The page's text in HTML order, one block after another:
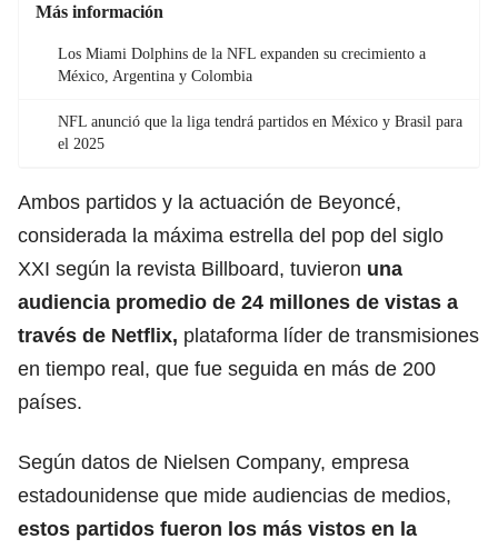
Más información
Los Miami Dolphins de la NFL expanden su crecimiento a
México, Argentina y Colombia
NFL anunció que la liga tendrá partidos en México y Brasil para
el 2025
Ambos partidos y la actuación de Beyoncé,
considerada la máxima estrella del pop del siglo
XXI según la revista Billboard, tuvieron una
audiencia promedio de 24 millones de vistas a
través de Netflix, plataforma líder de transmisiones
en tiempo real, que fue seguida en más de 200
países.
Según datos de Nielsen Company, empresa
estadounidense que mide audiencias de medios,
estos partidos fueron los más vistos en la